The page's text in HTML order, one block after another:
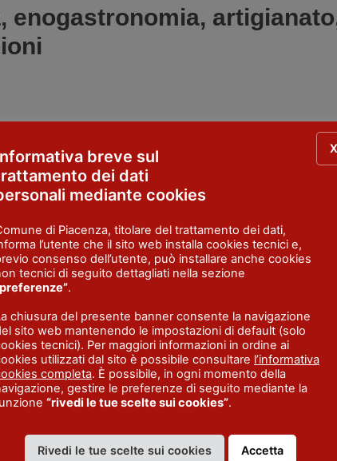
enogastronomia,
finale in Piazza Cavalli
breve sul
dei dati
mediante cookies
di Piacenza, titolare del trattamento dei dati,
l’utente che il sito web installa cookies tecnici e,
consenso dell’utente, può installare anche cookies
tecnici di seguito dettagliati nella sezione
.
chiusura del presente banner consente la navigazione
sito web mantenendo le impostazioni di default (solo
tecnici). Per maggiori informazioni in ordine ai
utilizzati dal sito è possibile consultare l’informativa
completa. È possibile, in ogni momento della
gestire le preferenze di seguito mediante la
“rivedi le tue scelte sui cookies”.
Rivedi le tue scelte sui cookies Accetta
X